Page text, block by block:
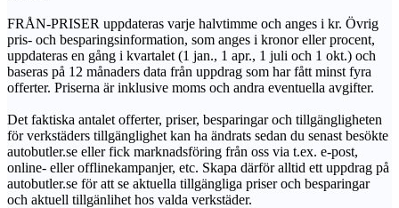
FRÅN-PRISER uppdateras varje halvtimme och anges i kr. Övrig
pris- och besparingsinformation, som anges i kronor eller procent,
uppdateras en gång i kvartalet (1 jan., 1 apr., 1 juli och 1 okt.) och
baseras på 12 månaders data från uppdrag som har fått minst fyra
offerter. Priserna är inklusive moms och andra eventuella avgifter.
Det faktiska antalet offerter, priser, besparingar och tillgängligheten
för verkstäders tillgänglighet kan ha ändrats sedan du senast besökte
autobutler.se eller fick marknadsföring från oss via t.ex. e-post,
online- eller offlinekampanjer, etc. Skapa därför alltid ett uppdrag på
autobutler.se för att se aktuella tillgängliga priser och besparingar
och aktuell tillgänlihet hos valda verkstäder.